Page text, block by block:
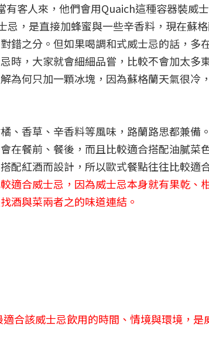
客人來，他們會用Quaich這種容器裝威
，是直接加蜂蜜與一些辛香料，現在蘇
錯之分。但如果喝調和式威士忌的話，多
時，大家就會細細品嘗，比較不會加太多
為何只加一顆冰塊，因為蘇格蘭天氣很冷
、香草、辛香料等風味，路蘭路思都兼備
在餐前、餐後，而且比較適合搭配油膩菜
配紅酒而設計，所以歐式餐點往往比較適
適合威士忌，因為威士忌本身就有果乾、
酒與菜兩者之的味道連結。
合該威士忌飲用的時間、情境與環境，是